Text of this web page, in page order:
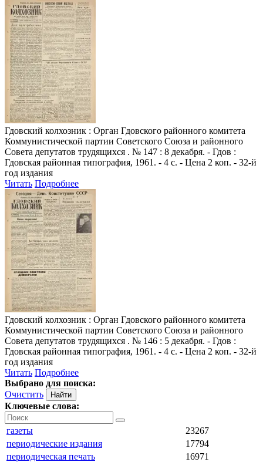
Гдовский колхозник : Орган Гдовского районного комитета
Коммунистической партии Советского Союза и районного
Совета депутатов трудящихся . № 147 : 8 декабря. - Гдов :
Гдовская районная типография, 1961. - 4 с. - Цена 2 коп. - 32-й
год издания
Читать Подробнее
Гдовский колхозник : Орган Гдовского районного комитета
Коммунистической партии Советского Союза и районного
Совета депутатов трудящихся . № 146 : 5 декабря. - Гдов :
Гдовская районная типография, 1961. - 4 с. - Цена 2 коп. - 32-й
год издания
Читать Подробнее
Выбрано для поиска:
Очистить
Ключевые слова:
газеты
23267
периодические издания
17794
периодическая печать
16971